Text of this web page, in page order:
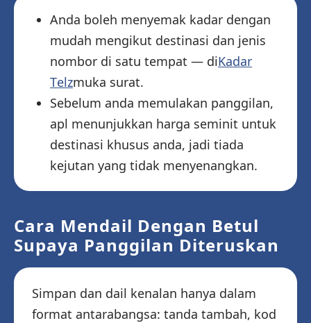
Anda boleh menyemak kadar dengan
mudah mengikut destinasi dan jenis
nombor di satu tempat — diKadar
Telzmuka surat.
Sebelum anda memulakan panggilan,
apl menunjukkan harga seminit untuk
destinasi khusus anda, jadi tiada
kejutan yang tidak menyenangkan.
Cara Mendail Dengan Betul
Supaya Panggilan Diteruskan
Simpan dan dail kenalan hanya dalam
format antarabangsa: tanda tambah, kod